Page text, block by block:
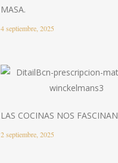
MASA.
4 septiembre, 2025
LAS COCINAS NOS FASCINAN
2 septiembre, 2025